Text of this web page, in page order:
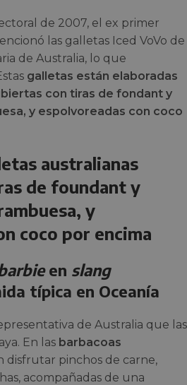
de 2007, el ex primer
las galletas Iced VoVo de
de Australia, lo que
galletas están elaboradas
con tiras de fondant y
y espolvoreadas con coco
en slang
típica en Oceanía
de Australia que las
En las barbacoas
disfrutar pinchos de carne,
acompañadas de una